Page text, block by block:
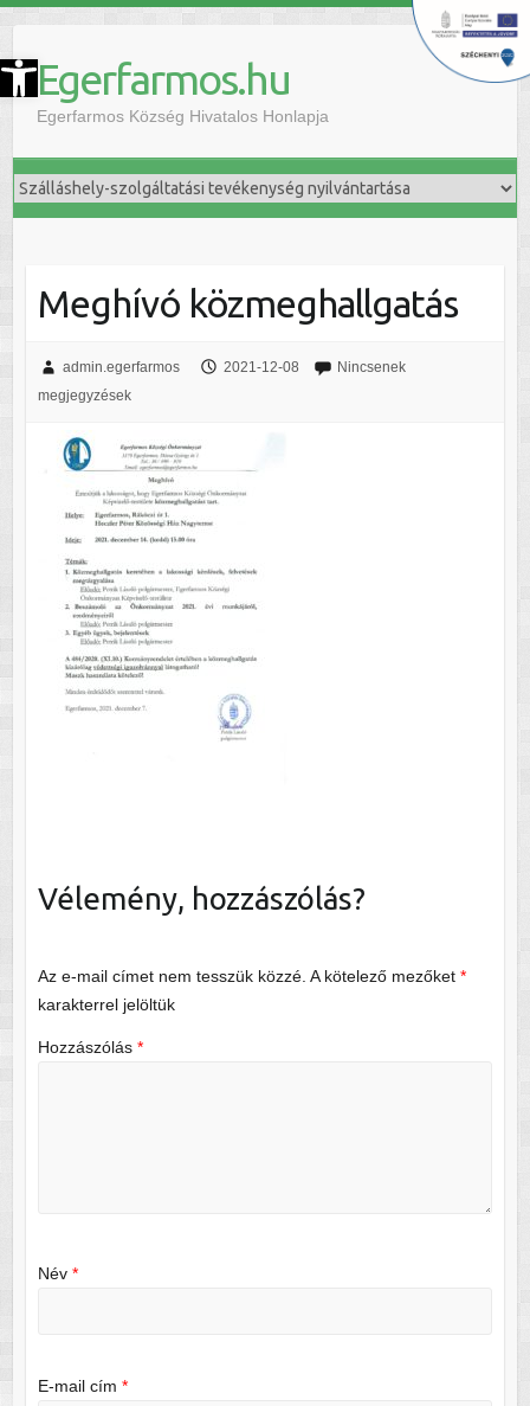
Eszköztár megnyitása Egerfarmos.hu
Egerfarmos Község Hivatalos Honlapja
Meghívó közmeghallgatás
admin.egerfarmos 2021-12-08
Nincsenek
megjegyzések
Vélemény, hozzászólás?
Az e-mail címet nem tesszük közzé. A kötelező mezőket *
karakterrel jelöltük
Hozzászólás *
Név *
E-mail cím *